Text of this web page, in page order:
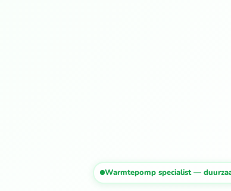
Warmtepomp specialist —